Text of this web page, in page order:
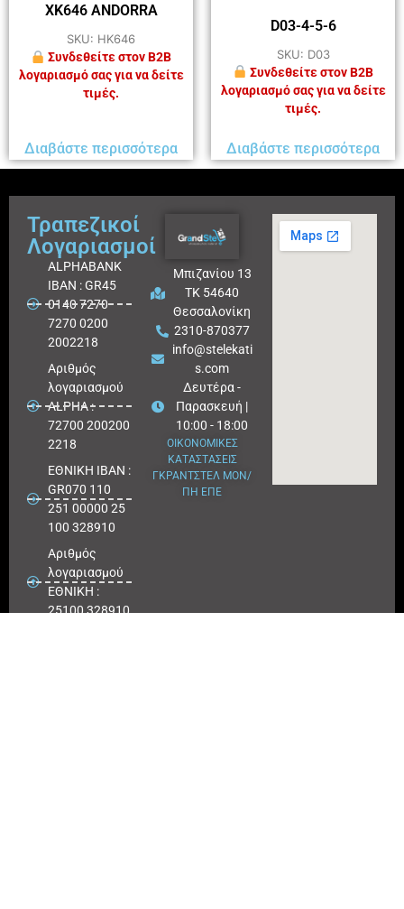
XK646 ANDORRA
SKU: HK646
Συνδεθείτε στον B2B
λογαριασμό σας για να δείτε
τιμές.
Διαβάστε περισσότερα
D03-4-5-6
SKU: D03
Συνδεθείτε στον B2B
λογαριασμό σας για να δείτε
τιμές.
Διαβάστε περισσότερα
Τραπεζικοί
Λογαριασμοί
ALPHABANK
IBAN : GR45
0140 7270
7270 0200
2002218
Aριθμός
λογαριασμού
ALPHA :
72700 200200
2218
ΕΘΝΙΚΗ ΙΒΑΝ :
GR070 110
251 00000 25
100 328910
Αριθμός
λογαριασμού
ΕΘΝΙΚΗ :
25100 328910
Μπιζανίου 13
ΤΚ 54640
Θεσσαλονίκη
2310-870377
info@stelekati
s.com
Δευτέρα -
Παρασκευή |
10:00 - 18:00
ΟΙΚΟΝΟΜΙΚΕΣ
ΚΑΤΑΣΤΑΣΕΙΣ
ΓΚΡΑΝΤΣΤΕΛ ΜΟΝ/
ΠΗ ΕΠΕ